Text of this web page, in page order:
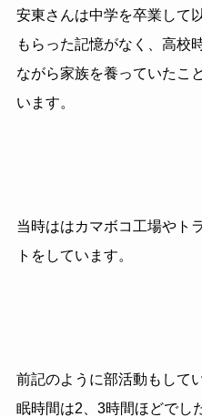
安東さんは中学を卒業して
もらった記憶がなく、高校
ながら家族を養っていたこ
います。
当時ははカマボコ工場やト
トをしています。
前記のように部活動もして
眠時間は2、3時間ほどでし